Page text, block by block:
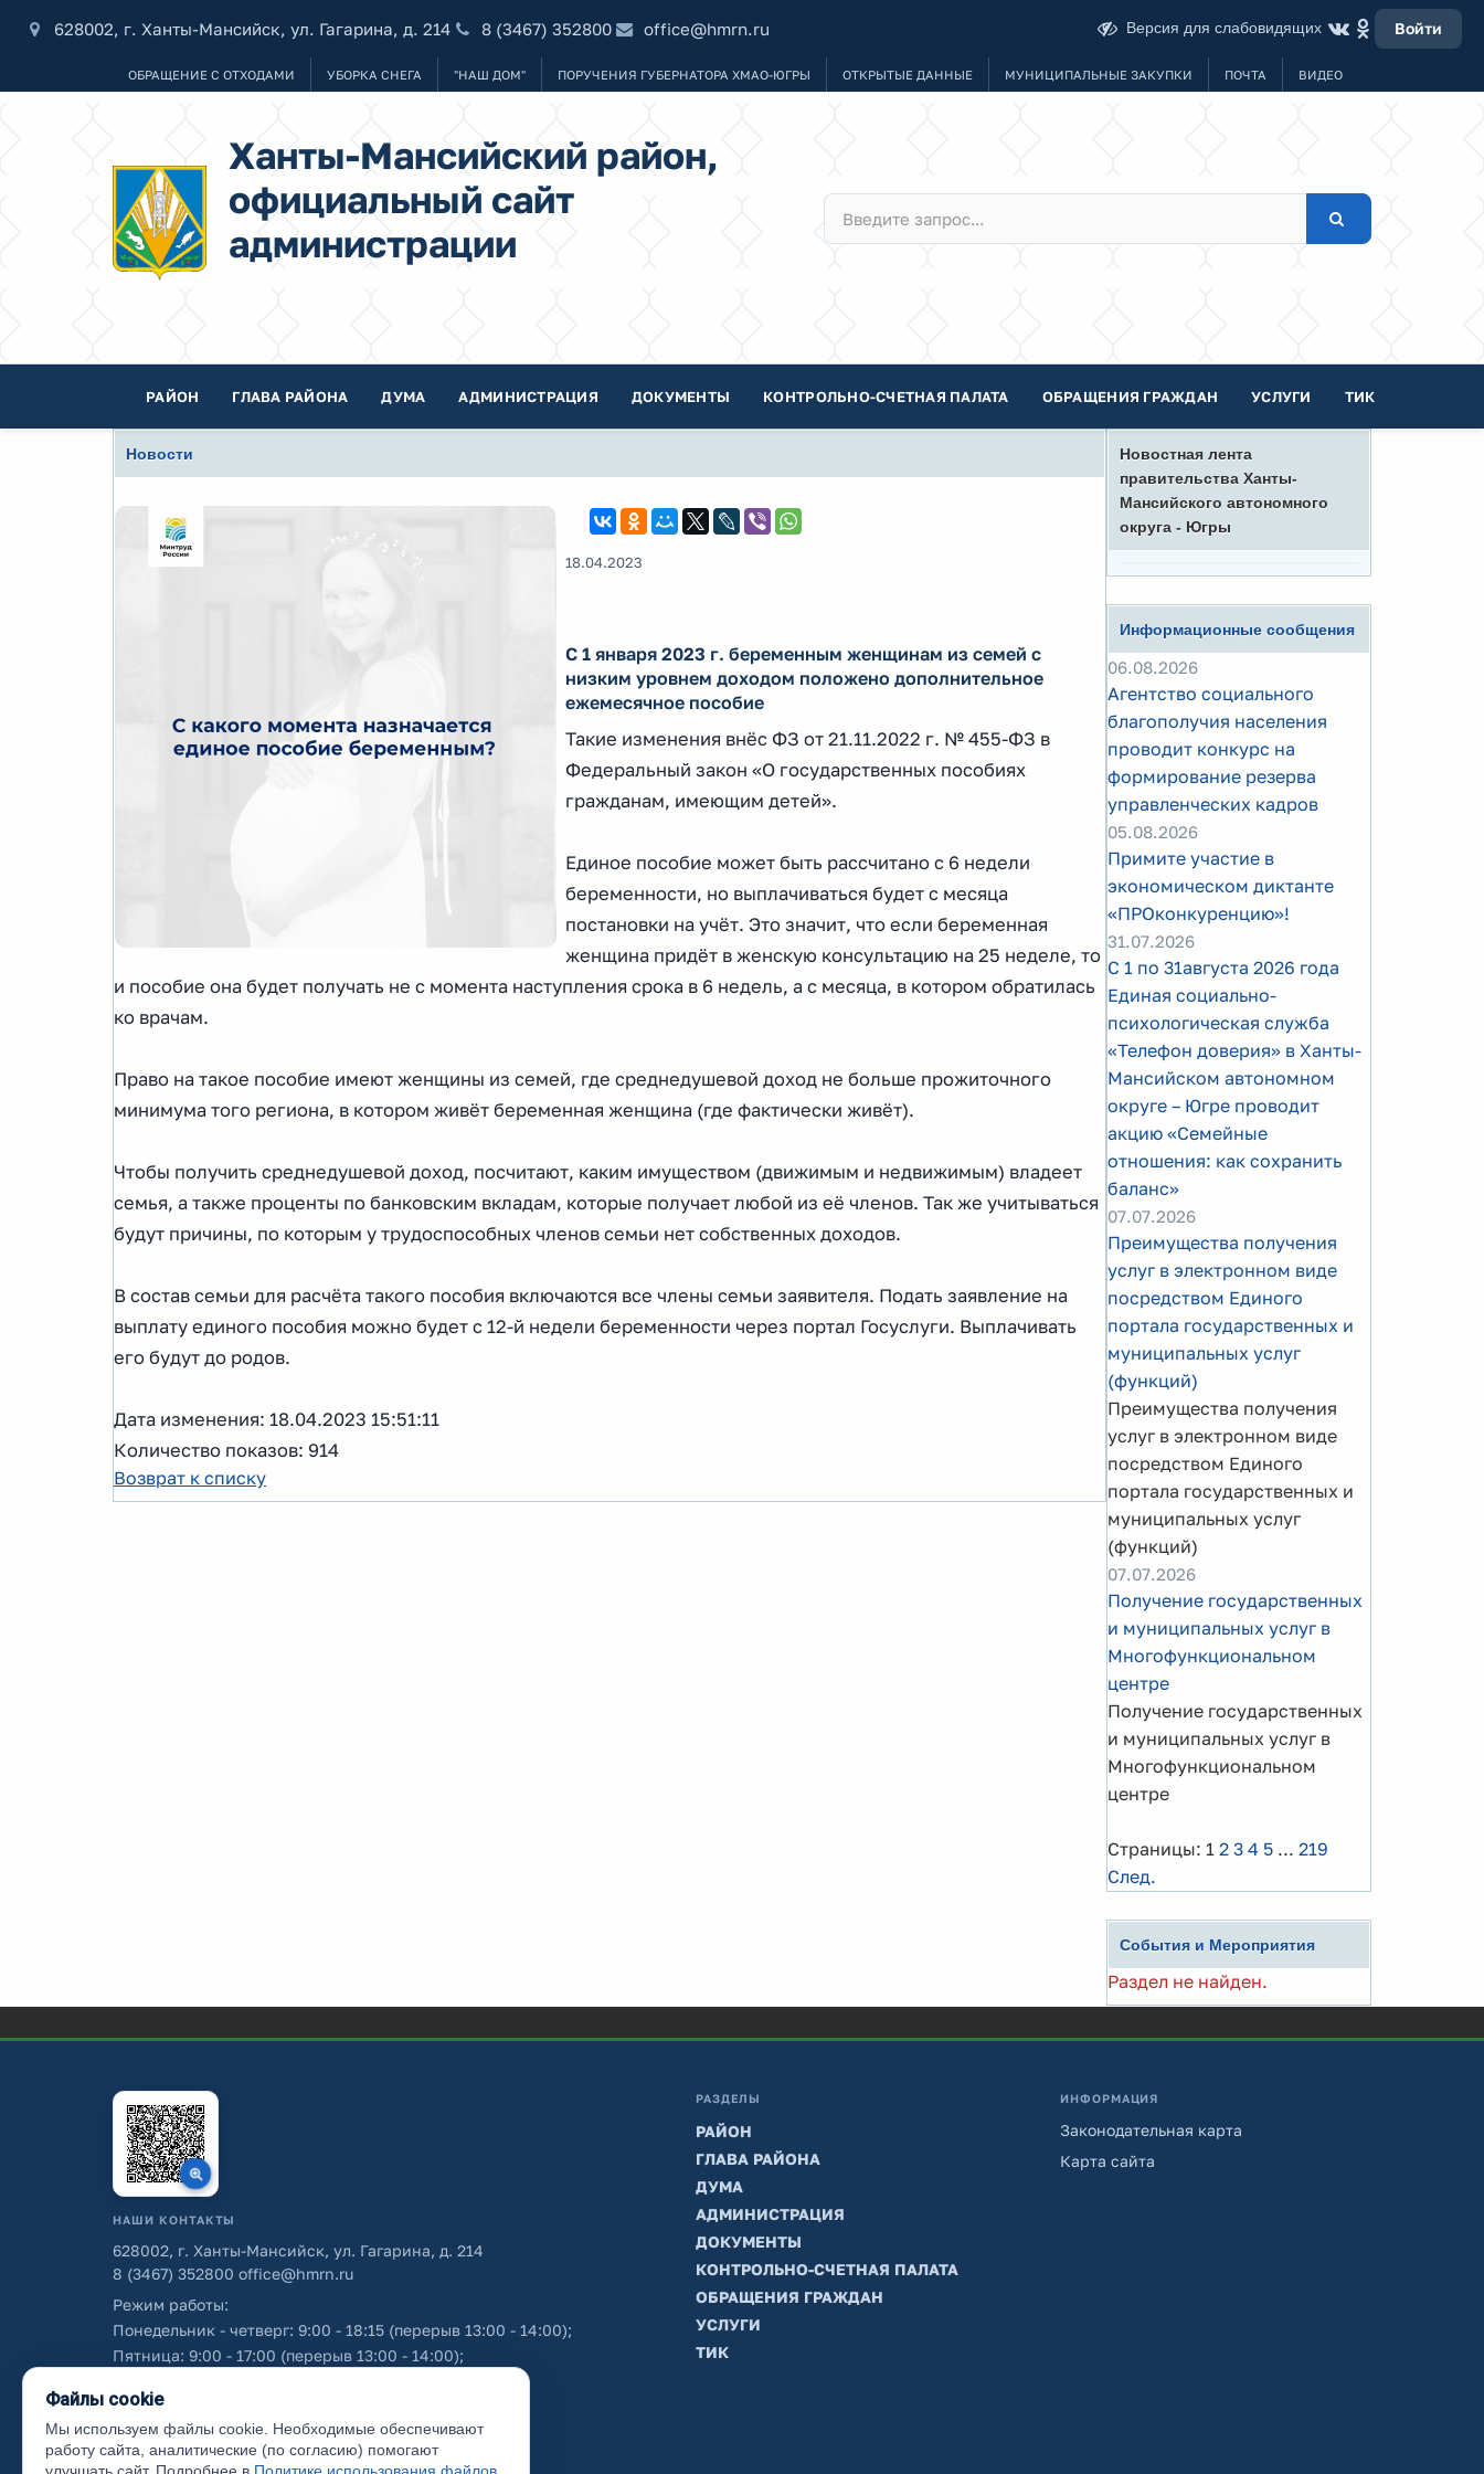
628002, г. Ханты-Мансийск, ул. Гагарина, д. 214 8 (3467) 352800 office@hmrn.ru Версия для слабовидящих Войти
ОБРАЩЕНИЕ С ОТХОДАМИ УБОРКА СНЕГА "НАШ ДОМ" ПОРУЧЕНИЯ ГУБЕРНАТОРА ХМАО-ЮГРЫ ОТКРЫТЫЕ ДАННЫЕ МУНИЦИПАЛЬНЫЕ ЗАКУПКИ ПОЧТА ВИДЕО
Ханты-Мансийский район,
официальный сайт
администрации
РАЙОН ГЛАВА РАЙОНА ДУМА АДМИНИСТРАЦИЯ ДОКУМЕНТЫ КОНТРОЛЬНО-СЧЕТНАЯ ПАЛАТА ОБРАЩЕНИЯ ГРАЖДАН УСЛУГИ ТИК
Новости
18.04.2023
С 1 января 2023 г. беременным женщинам из семей с
низким уровнем доходом положено дополнительное
ежемесячное пособие
Такие изменения внёс ФЗ от 21.11.2022 г. № 455-ФЗ в
Федеральный закон «О государственных пособиях
гражданам, имеющим детей».
Единое пособие может быть рассчитано с 6 недели
беременности, но выплачиваться будет с месяца
постановки на учёт. Это значит, что если беременная
женщина придёт в женскую консультацию на 25 неделе, то
и пособие она будет получать не с момента наступления срока в 6 недель, а с месяца, в котором обратилась
ко врачам.
Право на такое пособие имеют женщины из семей, где среднедушевой доход не больше прожиточного
минимума того региона, в котором живёт беременная женщина (где фактически живёт).
Чтобы получить среднедушевой доход, посчитают, каким имуществом (движимым и недвижимым) владеет
семья, а также проценты по банковским вкладам, которые получает любой из её членов. Так же учитываться
будут причины, по которым у трудоспособных членов семьи нет собственных доходов.
В состав семьи для расчёта такого пособия включаются все члены семьи заявителя. Подать заявление на
выплату единого пособия можно будет с 12-й недели беременности через портал Госуслуги. Выплачивать
его будут до родов.
Дата изменения: 18.04.2023 15:51:11
Количество показов: 914
Возврат к списку
Новостная лента
правительства Ханты-
Мансийского автономного
округа - Югры
Информационные сообщения
06.08.2026
Агентство социального
благополучия населения
проводит конкурс на
формирование резерва
управленческих кадров
05.08.2026
Примите участие в
экономическом диктанте
«ПРОконкуренцию»!
31.07.2026
С 1 по 31августа 2026 года
Единая социально-
психологическая служба
«Телефон доверия» в Ханты-
Мансийском автономном
округе – Югре проводит
акцию «Семейные
отношения: как сохранить
баланс»
07.07.2026
Преимущества получения
услуг в электронном виде
посредством Единого
портала государственных и
муниципальных услуг
(функций)
Преимущества получения
услуг в электронном виде
посредством Единого
портала государственных и
муниципальных услуг
(функций)
07.07.2026
Получение государственных
и муниципальных услуг в
Многофункциональном
центре
Получение государственных
и муниципальных услуг в
Многофункциональном
центре
Страницы: 1 2 3 4 5 ... 219
След.
События и Мероприятия
Раздел не найден.
НАШИ КОНТАКТЫ
628002, г. Ханты-Мансийск, ул. Гагарина, д. 214
8 (3467) 352800 office@hmrn.ru
Режим работы:
Понедельник - четверг: 9:00 - 18:15 (перерыв 13:00 - 14:00);
Пятница: 9:00 - 17:00 (перерыв 13:00 - 14:00);
Об использовании персональных данных
РАЗДЕЛЫ
РАЙОН
ГЛАВА РАЙОНА
ДУМА
АДМИНИСТРАЦИЯ
ДОКУМЕНТЫ
КОНТРОЛЬНО-СЧЕТНАЯ ПАЛАТА
ОБРАЩЕНИЯ ГРАЖДАН
УСЛУГИ
ТИК
ИНФОРМАЦИЯ
Законодательная карта
Карта сайта
Файлы cookie
Мы используем файлы cookie. Необходимые обеспечивают
работу сайта, аналитические (по согласию) помогают